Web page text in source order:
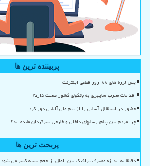
پربیننده ترین ها
پس لرزه های ۸۸ روز قطعی اینترنت
اقدامات مخرب سایبری به بانکهای کشور صحت دارد؟
حضور در استقلال آسانی را از تیم ملی آلبانی دور کرد
چرا مردم بین پیام رسانهای داخلی و خارجی سرگردان مانده اند؟
پربحث ترین ها
دقیقا به اندازه مصرف ترافیک بین الملل از حجم بسته کسر می شود